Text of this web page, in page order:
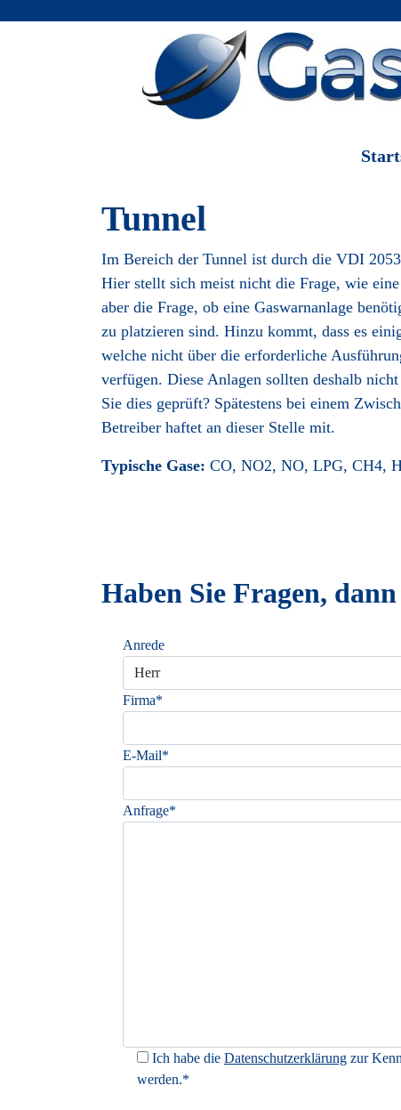
Tunnel
Im Bereich der Tunnel ist durch die VDI
Hier stellt sich meist nicht die Frage, wie
aber die Frage, ob eine Gaswarnanlage
zu platzieren sind. Hinzu kommt, dass es
welche nicht über die erforderliche
verfügen. Diese Anlagen sollten deshalb
Sie dies geprüft? Spätestens bei einem
Betreiber haftet an dieser Stelle mit.
Typische Gase: CO, NO2, NO, LPG, CH4,
Haben Sie Fragen,
Anrede
Firma*
E-Mail*
Anfrage*
Ich habe die Datenschutzerklärung zur
werden.*